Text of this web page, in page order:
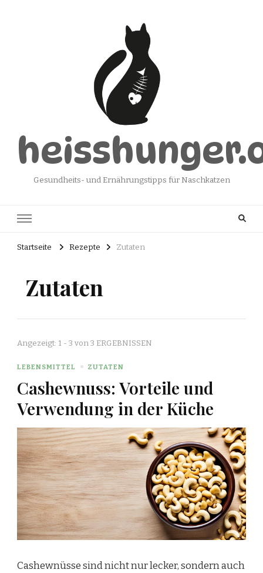
Gesundheits- und Ernährungstipps für Naschkatzen
Startseite Rezepte Zutaten
Zutaten
Angezeigt: 1 - 3 von 3 ERGEBNISSEN
LEBENSMITTEL ZUTATEN
Cashewnuss: Vorteile und
Verwendung in der Küche
Cashewnüsse sind nicht nur lecker, sondern auch